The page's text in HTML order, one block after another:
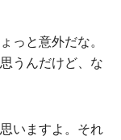
っと意外だな。
うんだけど、な
いますよ。それ